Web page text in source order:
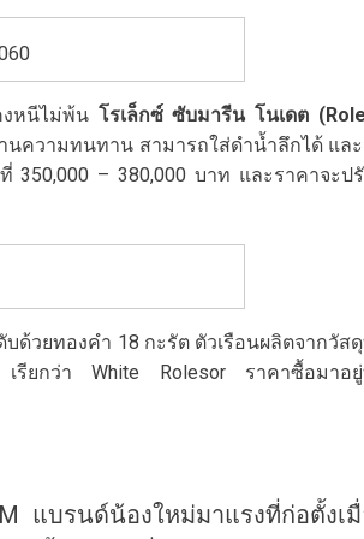
หนีไม่พ้น โรเล็กซ์ ซับมารีนโนเดต (
นความทนทาน สามารถใส่ดำน้ำลึกได้ แล
350,000 – 380,000 บาท และราคาจะป
ด้วยทองคำ 18 กะรัต ตัวเรือนผลิตจากวัส
เรียกว่า White Rolesor ราคาซื้อมาอ
แบรนด์น้องใหม่มาแรงที่ก่อตั้งเ